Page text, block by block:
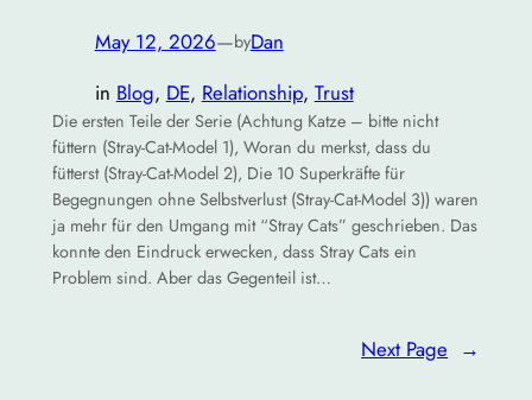
May 12, 2026—byDan
in Blog, DE, Relationship, Trust
Die ersten Teile der Serie (Achtung Katze – bitte nicht
füttern (Stray-Cat-Model 1), Woran du merkst, dass du
fütterst (Stray-Cat-Model 2), Die 10 Superkräfte für
Begegnungen ohne Selbstverlust (Stray-Cat-Model 3)) waren
ja mehr für den Umgang mit “Stray Cats” geschrieben. Das
konnte den Eindruck erwecken, dass Stray Cats ein
Problem sind. Aber das Gegenteil ist…
Next Page →